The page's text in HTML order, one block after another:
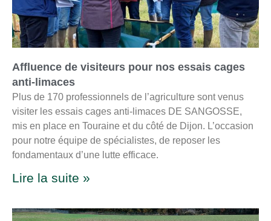
Affluence de visiteurs pour nos essais cages
anti-limaces
Plus de 170 professionnels de l’agriculture sont venus
visiter les essais cages anti-limaces DE SANGOSSE,
mis en place en Touraine et du côté de Dijon. L’occasion
pour notre équipe de spécialistes, de reposer les
fondamentaux d’une lutte efficace.
Lire la suite »